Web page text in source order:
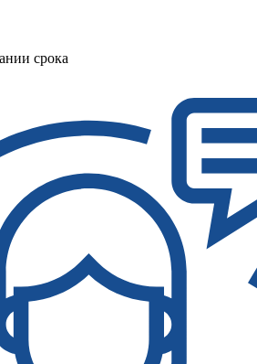
срока